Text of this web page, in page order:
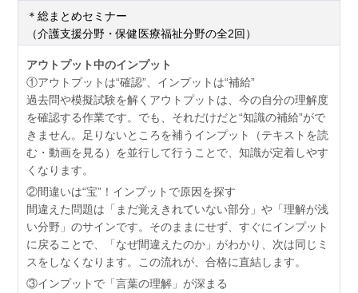
＊総まとめセミナー
（介護支援分野・保健医療福祉分野の全2回）
アウトプット中のインプット
①アウトプットは“確認”、インプットは“補給”
過去問や模擬試験を解くアウトプットは、今の自分の理解度
を確認する作業です。でも、それだけだと“知識の補給”がで
きません。足りないところを補うインプット（テキストを読
む・動画を見る）を並行して行うことで、知識が定着しやす
くなります。
②間違いは“宝”！インプットで原因を探す
間違えた問題は「まだ覚えきれていない部分」や「理解が浅
い分野」のサインです。そのままにせず、すぐにインプット
に戻ることで、「なぜ間違えたのか」がわかり、次は同じミ
スをしなくなります。この流れが、合格に直結します。
③インプットで「言葉の理解」が深まる